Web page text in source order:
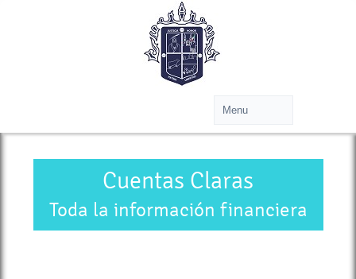
Cuentas Claras
Toda la información financiera